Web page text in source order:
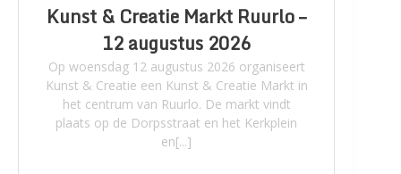
Kunst & Creatie Markt Ruurlo –
12 augustus 2026
Op woensdag 12 augustus 2026 organiseert
Kunst & Creatie een Kunst & Creatie Markt in
het centrum van Ruurlo. De markt vindt
plaats op de Dorpsstraat en het Kerkplein
en[...]